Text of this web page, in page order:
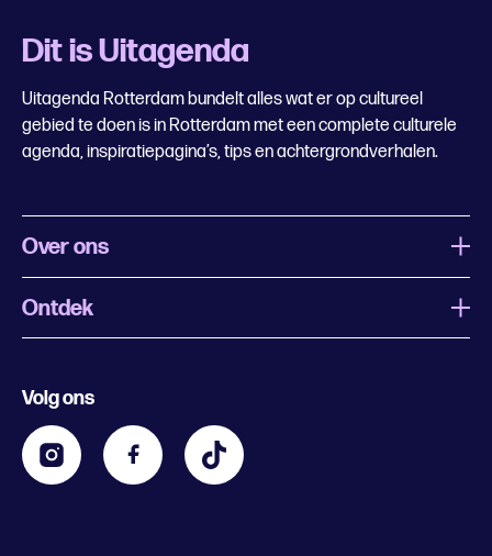
Dit is Uitagenda
Uitagenda Rotterdam bundelt alles wat er op cultureel
gebied te doen is in Rotterdam met een complete culturele
agenda, inspiratiepagina’s, tips en achtergrondverhalen.
Over ons
Wat is Uitagenda Rotterdam
Contact
Zakelijk
Ontdek
Kids
Volg ons